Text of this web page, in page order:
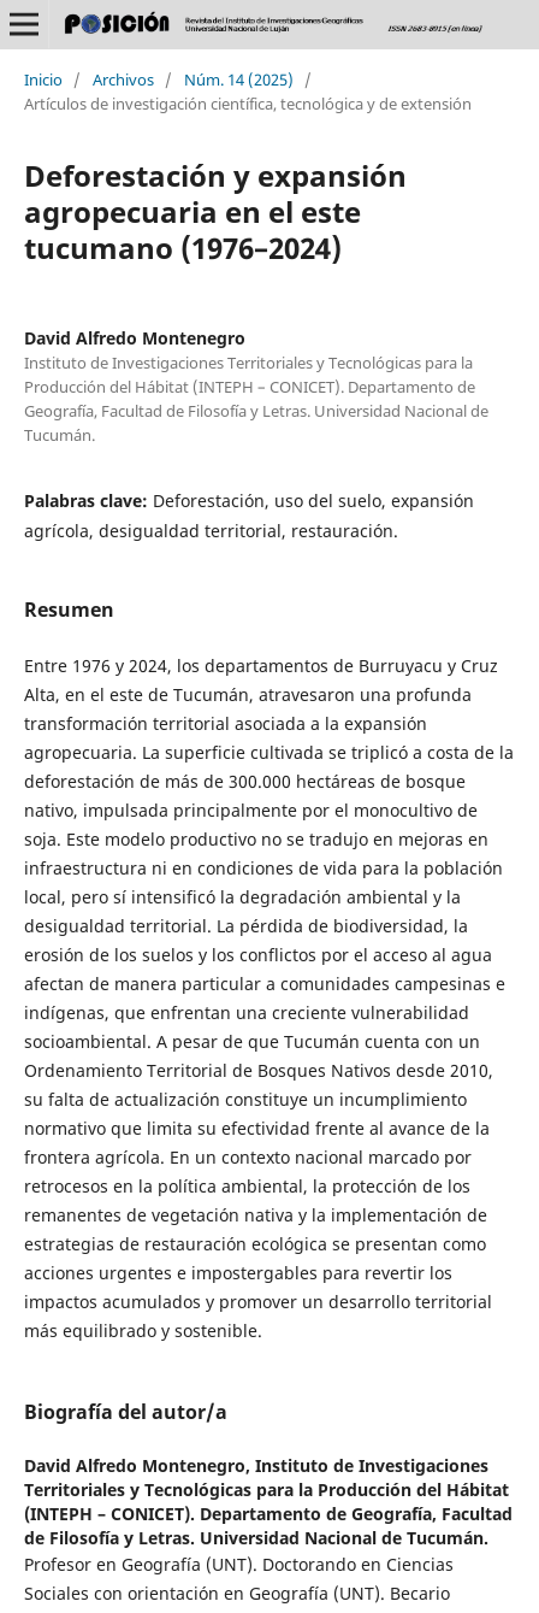
Inicio / Archivos / Núm. 14 (2025)
/
Artículos de investigación científica, tecnológica y de extensión
Deforestación y expansión
agropecuaria en el este
tucumano (1976–2024)
David Alfredo Montenegro
Instituto de Investigaciones Territoriales y Tecnológicas para la
Producción del Hábitat (INTEPH – CONICET). Departamento de
Geografía, Facultad de Filosofía y Letras. Universidad Nacional de
Tucumán.
Palabras clave: Deforestación, uso del suelo, expansión
agrícola, desigualdad territorial, restauración.
Resumen
Entre 1976 y 2024, los departamentos de Burruyacu y Cruz
Alta, en el este de Tucumán, atravesaron una profunda
transformación territorial asociada a la expansión
agropecuaria. La superficie cultivada se triplicó a costa de la
deforestación de más de 300.000 hectáreas de bosque
nativo, impulsada principalmente por el monocultivo de
soja. Este modelo productivo no se tradujo en mejoras en
infraestructura ni en condiciones de vida para la población
local, pero sí intensificó la degradación ambiental y la
desigualdad territorial. La pérdida de biodiversidad, la
erosión de los suelos y los conflictos por el acceso al agua
afectan de manera particular a comunidades campesinas e
indígenas, que enfrentan una creciente vulnerabilidad
socioambiental. A pesar de que Tucumán cuenta con un
Ordenamiento Territorial de Bosques Nativos desde 2010,
su falta de actualización constituye un incumplimiento
normativo que limita su efectividad frente al avance de la
frontera agrícola. En un contexto nacional marcado por
retrocesos en la política ambiental, la protección de los
remanentes de vegetación nativa y la implementación de
estrategias de restauración ecológica se presentan como
acciones urgentes e impostergables para revertir los
impactos acumulados y promover un desarrollo territorial
más equilibrado y sostenible.
Biografía del autor/a
David Alfredo Montenegro, Instituto de Investigaciones
Territoriales y Tecnológicas para la Producción del Hábitat
(INTEPH – CONICET). Departamento de Geografía, Facultad
de Filosofía y Letras. Universidad Nacional de Tucumán.
Profesor en Geografía (UNT). Doctorando en Ciencias
Sociales con orientación en Geografía (UNT). Becario